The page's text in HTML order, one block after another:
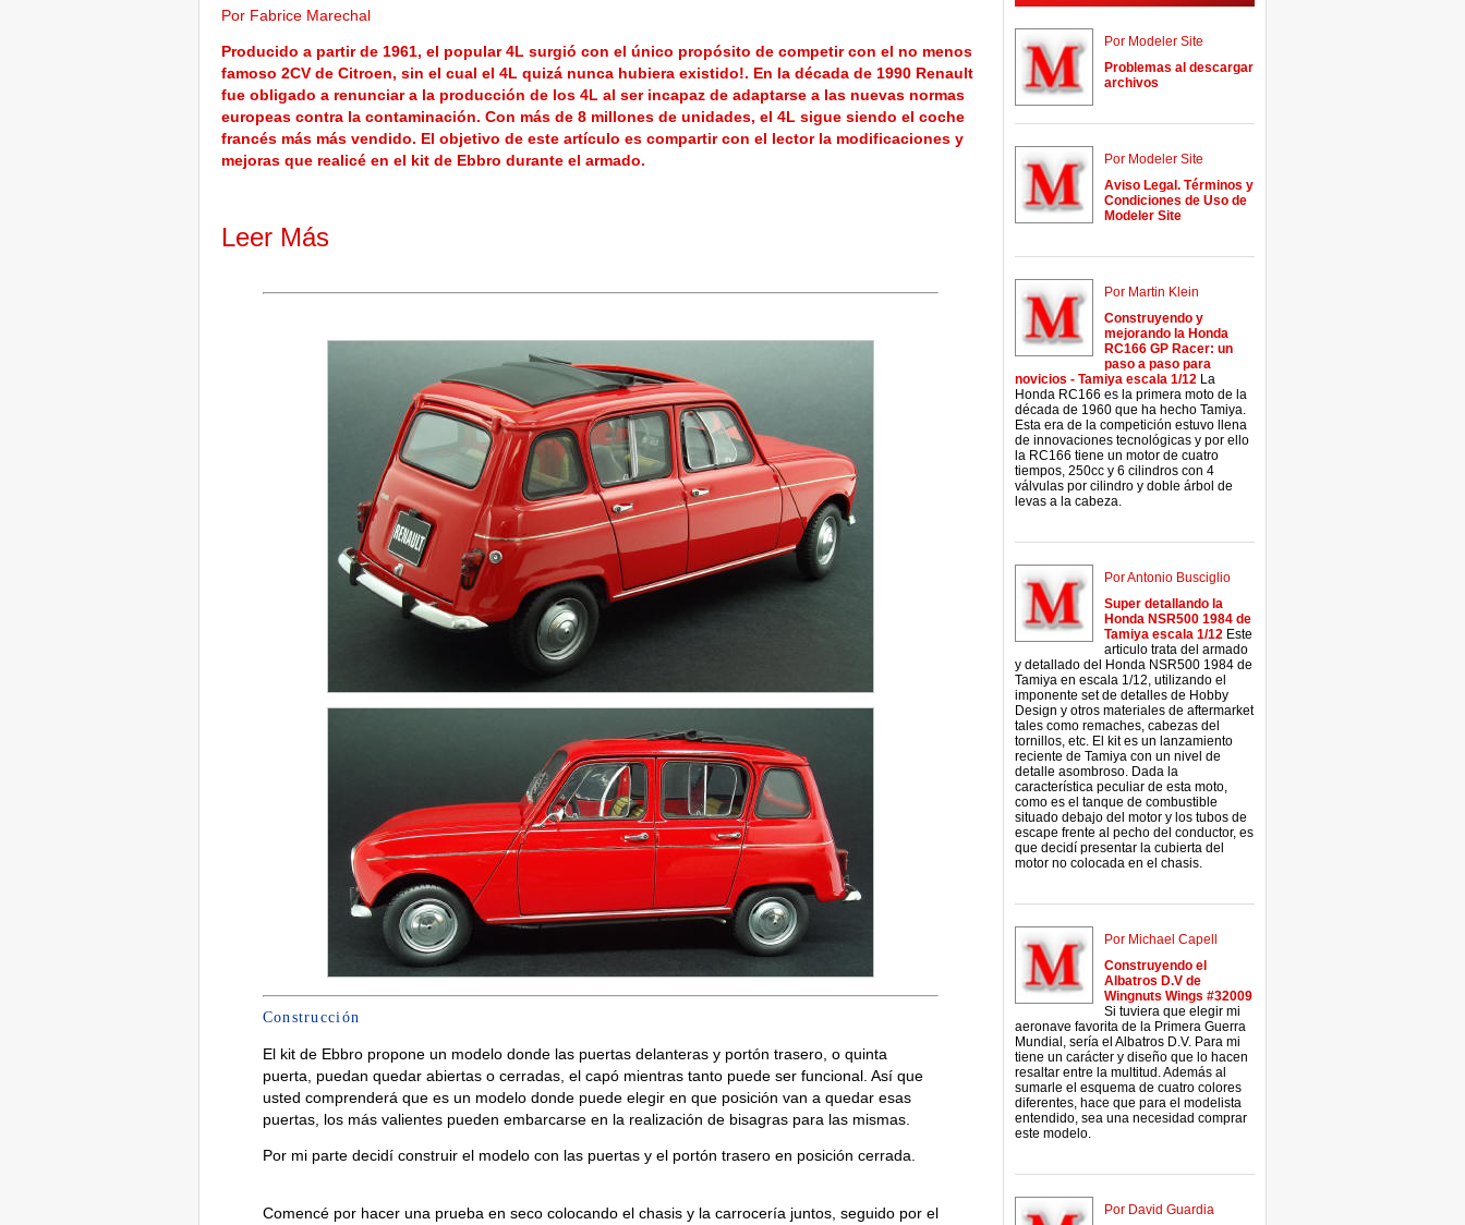
Por Fabrice Marechal
Producido a partir de 1961, el popular 4L surgió con el único propósito de competir con el no menos
famoso 2CV de Citroen, sin el cual el 4L quizá nunca hubiera existido!. En la década de 1990 Renault
fue obligado a renunciar a la producción de los 4L al ser incapaz de adaptarse a las nuevas normas
europeas contra la contaminación. Con más de 8 millones de unidades, el 4L sigue siendo el coche
francés más más vendido. El objetivo de este artículo es compartir con el lector la modificaciones y
mejoras que realicé en el kit de Ebbro durante el armado.
Leer Más
Construcción
El kit de Ebbro propone un modelo donde las puertas delanteras y portón trasero, o quinta
puerta, puedan quedar abiertas o cerradas, el capó mientras tanto puede ser funcional. Así que
usted comprenderá que es un modelo donde puede elegir en que posición van a quedar esas
puertas, los más valientes pueden embarcarse en la realización de bisagras para las mismas.
Por mi parte decidí construir el modelo con las puertas y el portón trasero en posición cerrada.
Comencé por hacer una prueba en seco colocando el chasis y la carrocería juntos, seguido por el
Por Modeler Site
Problemas al descargar
archivos
Por Modeler Site
Aviso Legal. Términos y
Condiciones de Uso de
Modeler Site
Por Martin Klein
Construyendo y
mejorando la Honda
RC166 GP Racer: un
paso a paso para
novicios - Tamiya escala 1/12 La
Honda RC166 es la primera moto de la
década de 1960 que ha hecho Tamiya.
Esta era de la competición estuvo llena
de innovaciones tecnológicas y por ello
la RC166 tiene un motor de cuatro
tiempos, 250cc y 6 cilindros con 4
válvulas por cilindro y doble árbol de
levas a la cabeza.
Por Antonio Busciglio
Super detallando la
Honda NSR500 1984 de
Tamiya escala 1/12 Este
articulo trata del armado
y detallado del Honda NSR500 1984 de
Tamiya en escala 1/12, utilizando el
imponente set de detalles de Hobby
Design y otros materiales de aftermarket
tales como remaches, cabezas del
tornillos, etc. El kit es un lanzamiento
reciente de Tamiya con un nivel de
detalle asombroso. Dada la
característica peculiar de esta moto,
como es el tanque de combustible
situado debajo del motor y los tubos de
escape frente al pecho del conductor, es
que decidí presentar la cubierta del
motor no colocada en el chasis.
Por Michael Capell
Construyendo el
Albatros D.V de
Wingnuts Wings #32009
Si tuviera que elegir mi
aeronave favorita de la Primera Guerra
Mundial, sería el Albatros D.V. Para mi
tiene un carácter y diseño que lo hacen
resaltar entre la multitud. Además al
sumarle el esquema de cuatro colores
diferentes, hace que para el modelista
entendido, sea una necesidad comprar
este modelo.
Por David Guardia